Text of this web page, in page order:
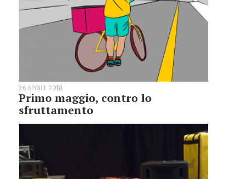
26 APRILE 2018
Primo maggio, contro lo
sfruttamento